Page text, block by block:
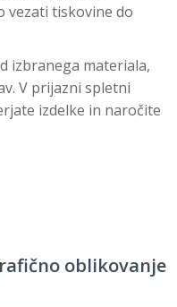
vezati tiskovine do
izbranega materiala,
V prijazni spletni
izdelke in naročite
oblikovanje